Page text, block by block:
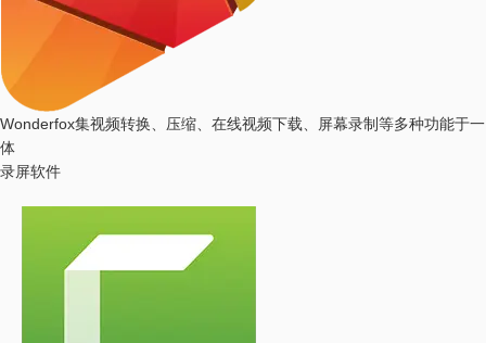
Wonderfox集视频转换、压缩、在线视频下载、屏幕录制等多种功能于一
体
录屏软件